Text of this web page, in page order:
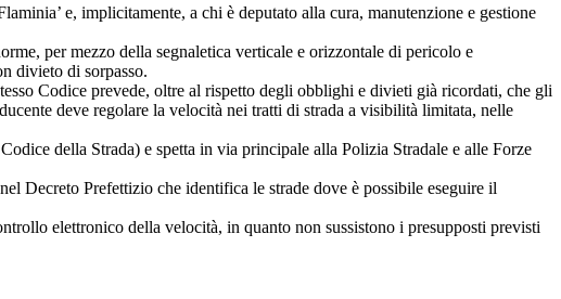
e, implicitamente, a chi è deputato alla cura, manutenzione e gestione
per mezzo della segnaletica verticale e orizzontale di pericolo e
divieto di sorpasso.
Codice prevede, oltre al rispetto degli obblighi e divieti già ricordati, che gli
deve regolare la velocità nei tratti di strada a visibilità limitata, nelle
della Strada) e spetta in via principale alla Polizia Stradale e alle Forze
Decreto Prefettizio che identifica le strade dove è possibile eseguire il
elettronico della velocità, in quanto non sussistono i presupposti previsti